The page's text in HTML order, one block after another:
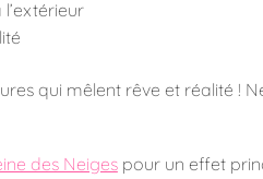
qui mêlent rêve et réalité !
des Neigespour un effet